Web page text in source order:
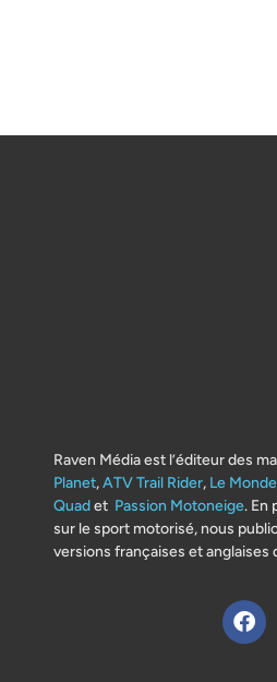
Raven Média est l’éditeur des
Planet,ATV Trail Rider, Le
Quadet Passion Motoneige. En
sur le sport motorisé, nous
versions françaises et anglaises